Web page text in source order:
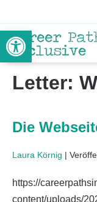
Werkzeugleiste öffnen
Letter: W
Die
Laura Körnig |
https://
content/uploads/